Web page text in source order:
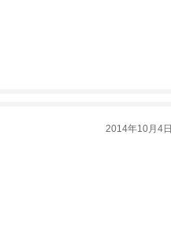
2014年10月4日